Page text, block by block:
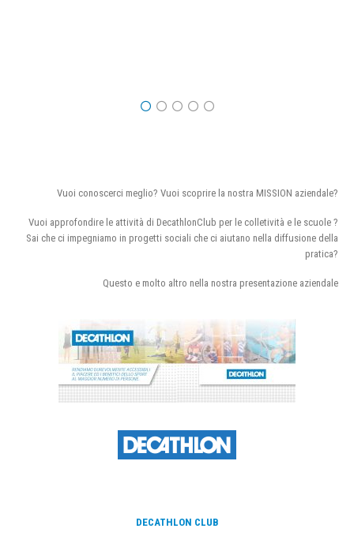
Vuoi conoscerci meglio? Vuoi scoprire la nostra MISSION aziendale?
Vuoi approfondire le attività di DecathlonClub per le colletività e le scuole ?
Sai che ci impegniamo in progetti sociali che ci aiutano nella diffusione della
pratica?
Questo e molto altro nella nostra presentazione aziendale
DECATHLON CLUB